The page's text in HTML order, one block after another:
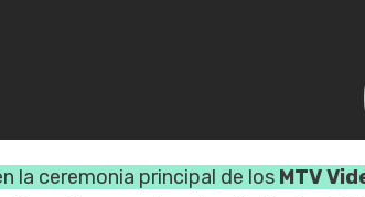
la ceremonia principal de los MTV